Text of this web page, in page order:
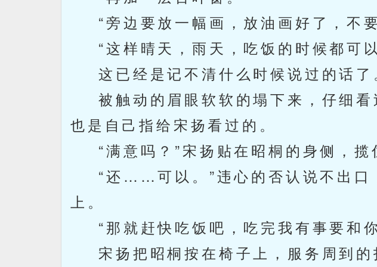
“旁边要放一幅画，放油画好了，不
“这样晴天，雨天，吃饭的时候都可
这已经是记不清什么时候说过的话了
被触动的眉眼软软的塌下来，仔细看
也是自己指给宋扬看过的。
“满意吗？”宋扬贴在昭桐的身侧，揽
“还……可以。”违心的否认说不出口
上。
“那就赶快吃饭吧，吃完我有事要和
宋扬把昭桐按在椅子上，服务周到的